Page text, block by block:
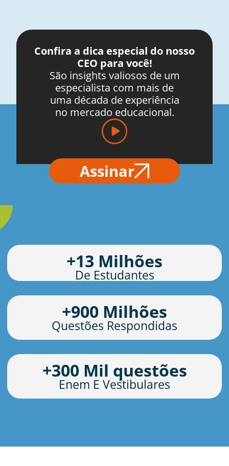
Confira a dica especial do nosso
CEO para você!
São insights valiosos de um
especialista com mais de
uma década de experiência
no mercado educacional.
Assinar
De Estudantes
+13 Milhões
Questões Respondidas
+900 Milhões
Enem E Vestibulares
+300 Mil questões